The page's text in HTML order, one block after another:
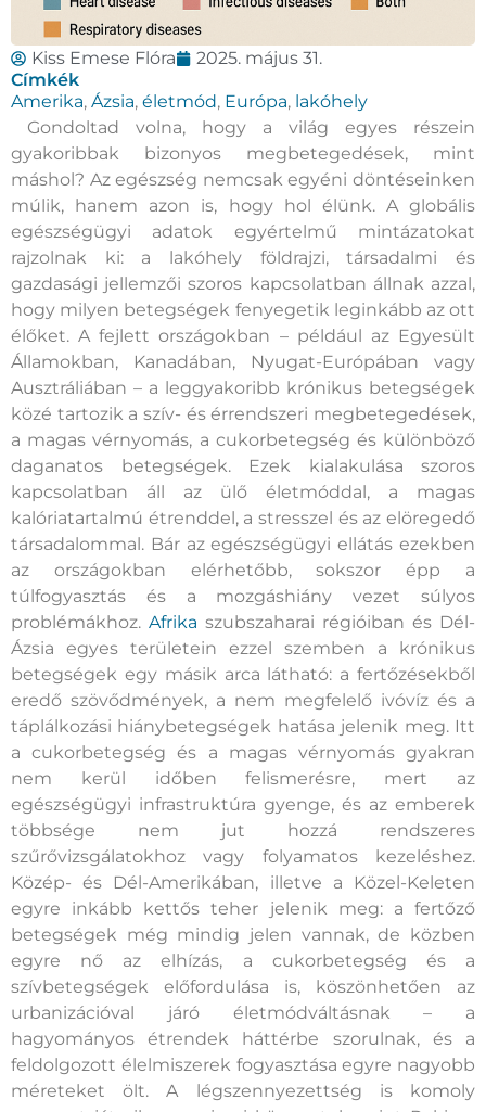
Kiss Emese Flóra
2025. május 31.
Címkék
Amerika, Ázsia, életmód, Európa, lakóhely
Gondoltad volna, hogy a világ egyes részein
gyakoribbak bizonyos megbetegedések, mint
máshol? Az egészség nemcsak egyéni döntéseinken
múlik, hanem azon is, hogy hol élünk. A globális
egészségügyi adatok egyértelmű mintázatokat
rajzolnak ki: a lakóhely földrajzi, társadalmi és
gazdasági jellemzői szoros kapcsolatban állnak azzal,
hogy milyen betegségek fenyegetik leginkább az ott
élőket. A fejlett országokban – például az Egyesült
Államokban, Kanadában, Nyugat-Európában vagy
Ausztráliában – a leggyakoribb krónikus betegségek
közé tartozik a szív- és érrendszeri megbetegedések,
a magas vérnyomás, a cukorbetegség és különböző
daganatos betegségek. Ezek kialakulása szoros
kapcsolatban áll az ülő életmóddal, a magas
kalóriatartalmú étrenddel, a stresszel és az elöregedő
társadalommal. Bár az egészségügyi ellátás ezekben
az országokban elérhetőbb, sokszor épp a
túlfogyasztás és a mozgáshiány vezet súlyos
problémákhoz. Afrika szubszaharai régióiban és Dél-
Ázsia egyes területein ezzel szemben a krónikus
betegségek egy másik arca látható: a fertőzésekből
eredő szövődmények, a nem megfelelő ivóvíz és a
táplálkozási hiánybetegségek hatása jelenik meg. Itt
a cukorbetegség és a magas vérnyomás gyakran
nem kerül időben felismerésre, mert az
egészségügyi infrastruktúra gyenge, és az emberek
többsége nem jut hozzá rendszeres
szűrővizsgálatokhoz vagy folyamatos kezeléshez.
Közép- és Dél-Amerikában, illetve a Közel-Keleten
egyre inkább kettős teher jelenik meg: a fertőző
betegségek még mindig jelen vannak, de közben
egyre nő az elhízás, a cukorbetegség és a
szívbetegségek előfordulása is, köszönhetően az
urbanizációval járó életmódváltásnak – a
hagyományos étrendek háttérbe szorulnak, és a
feldolgozott élelmiszerek fogyasztása egyre nagyobb
méreteket ölt. A légszennyezettség is komoly